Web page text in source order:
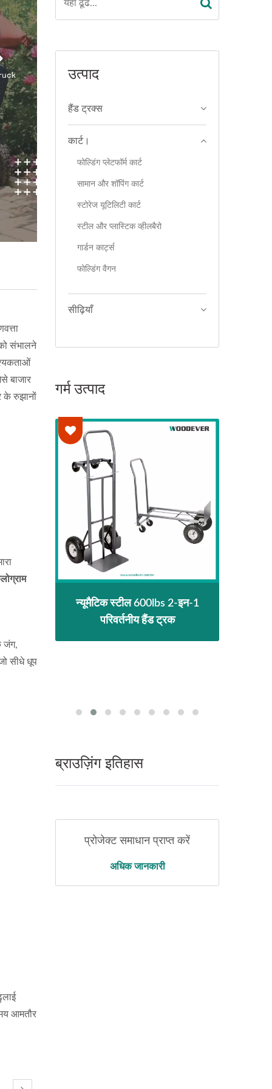
संभालने
बाजार
के रुझानों
जंग,
सीधे धूप
आमतौर
उत्पाद
हैंड ट्रक्स
कार्ट।
फोल्डिंग प्लेटफॉर्म कार्ट
सामान और शॉपिंग कार्ट
स्टोरेज यूटिलिटी कार्ट
स्टील और प्लास्टिक व्हीलबैरो
गार्डन कार्ट्स
फोल्डिंग वैगन
सीढ़ियाँ
गर्म उत्पाद
न्यूमैटिक स्टील 600lbs 2-इन-1
परिवर्तनीय हैंड ट्रक
ब्राउज़िंग इतिहास
प्रोजेक्ट समाधान प्राप्त करें
अधिक जानकारी